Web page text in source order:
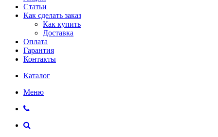
Статьи
Как сделать заказ
Как купить
Доставка
Оплата
Гарантия
Контакты
Каталог
Меню